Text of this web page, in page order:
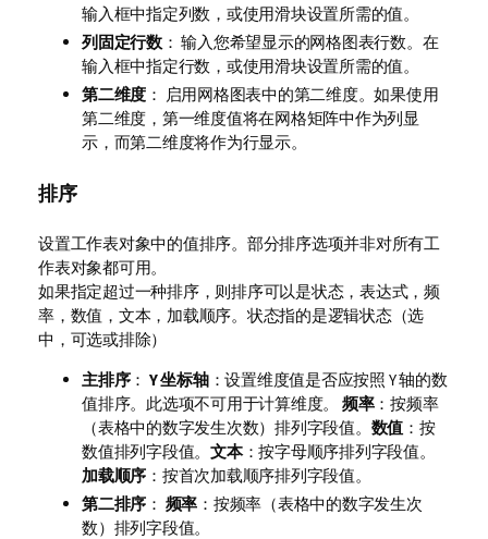
输入框中指定列数，或使用滑块设置所需的值。
列固定行数： 输入您希望显示的网格图表行数。在
输入框中指定行数，或使用滑块设置所需的值。
第二维度 ： 启用网格图表中的第二维度。如果使用
第二维度，第一维度值将在网格矩阵中作为列显
示，而第二维度将作为行显示。
排序
设置工作表对象中的值排序。部分排序选项并非对所有工
作表对象都可用。
如果指定超过一种排序，则排序可以是状态，表达式，频
率，数值，文本，加载顺序。 状态指的是逻辑状态（选
中，可选或排除）
主排序： Y 坐标轴：设置维度值是否应按照 Y 轴的数
值排序。此选项不可用于计算维度。 频率：按频率
（表格中的数字发生次数）排列字段值。 数值 ：按
数值排列字段值。 文本：按字母顺序排列字段值。
加载顺序 ：按首次加载顺序排列字段值。
第二排序 ： 频率 ：按频率（表格中的数字发生次
数）排列字段值。